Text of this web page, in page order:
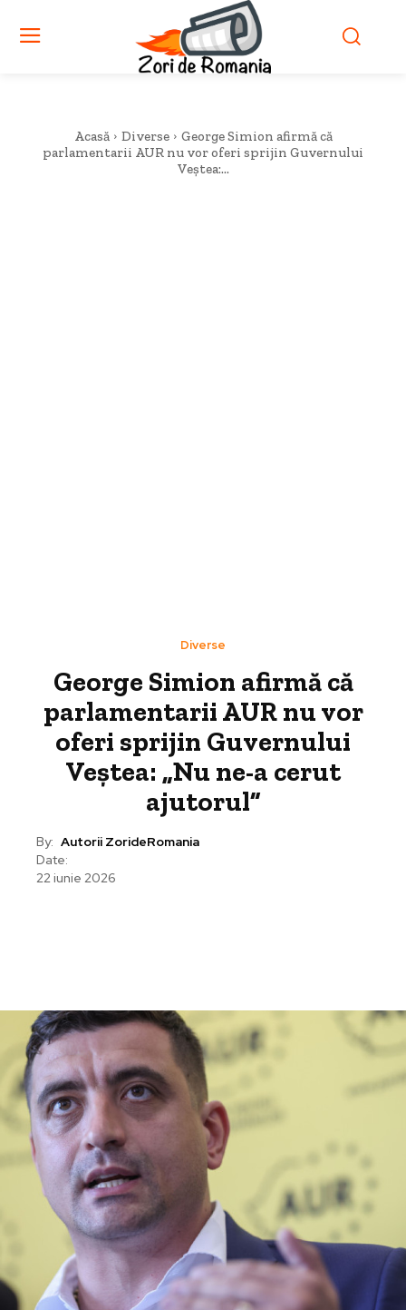
Acasă Diverse
George Simion afirmă că
parlamentarii AUR nu vor oferi sprijin Guvernului
Veștea:...
Diverse
George Simion afirmă că
parlamentarii AUR nu vor
oferi sprijin Guvernului
Veștea: „Nu ne-a cerut
ajutorul”
By: Autorii ZorideRomania
Date:
22 iunie 2026